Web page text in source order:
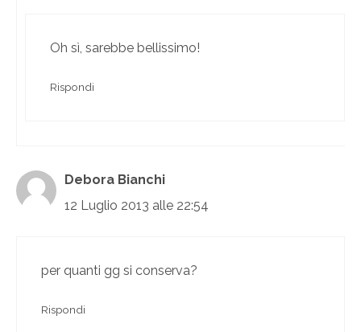
Oh sì, sarebbe bellissimo!
Rispondi
Debora Bianchi
12 Luglio 2013 alle 22:54
per quanti gg si conserva?
Rispondi